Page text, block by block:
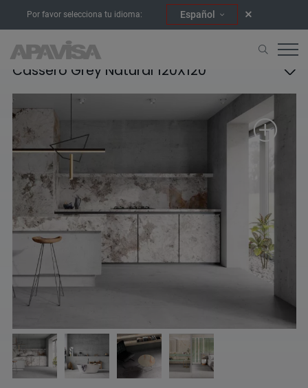
Por favor selecciona tu idioma: Español
Cassero Grey Natural 120X120